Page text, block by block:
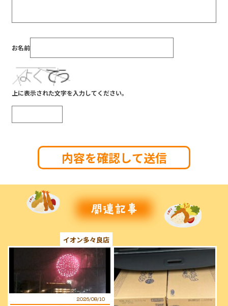
お名前
上に表示された文字を入力してください。
イオン多々良店
2026/08/10